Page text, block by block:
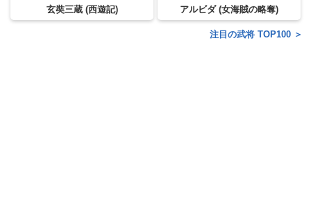
玄奘三蔵 (西遊記) アルビダ (女海賊の略奪)
注目の武将 TOP100 ＞